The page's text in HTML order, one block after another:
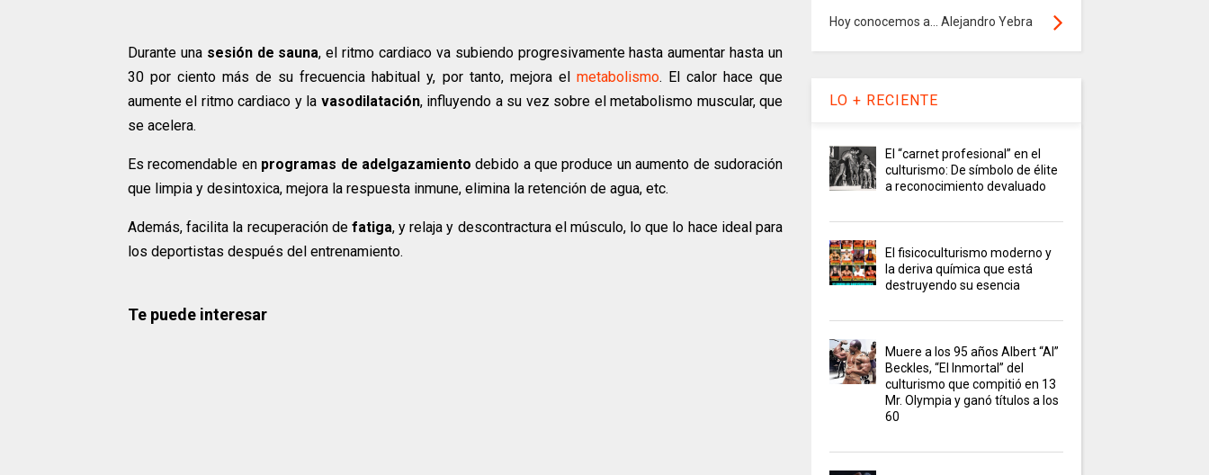
Durante una sesión de sauna, el ritmo cardiaco va subiendo progresivamente hasta aumentar hasta un
30 por ciento más de su frecuencia habitual y, por tanto, mejora el metabolismo. El calor hace que
aumente el ritmo cardiaco y la vasodilatación, influyendo a su vez sobre el metabolismo muscular, que
se acelera.
Es recomendable en programas de adelgazamiento debido a que produce un aumento de sudoración
que limpia y desintoxica, mejora la respuesta inmune, elimina la retención de agua, etc.
Además, facilita la recuperación de fatiga, y relaja y descontractura el músculo, lo que lo hace ideal para
los deportistas después del entrenamiento.
Te puede interesar
Hoy conocemos a... Alejandro Yebra
LO + RECIENTE
El “carnet profesional” en el
culturismo: De símbolo de élite
a reconocimiento devaluado
El fisicoculturismo moderno y
la deriva química que está
destruyendo su esencia
Muere a los 95 años Albert “Al”
Beckles, “El Inmortal” del
culturismo que compitió en 13
Mr. Olympia y ganó títulos a los
60